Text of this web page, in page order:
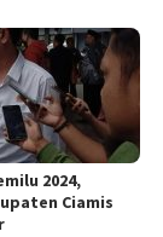
2024,
Ciamis